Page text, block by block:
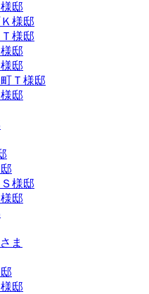
邸
様邸
様邸
邸
邸
Ｔ様邸
邸
様邸
邸
ま
邸